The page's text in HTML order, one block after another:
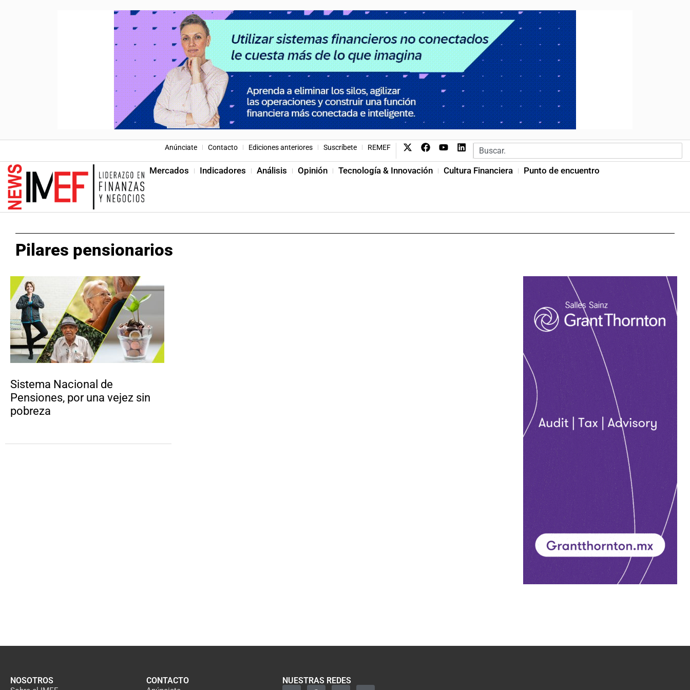
Anúnciate Contacto Ediciones anteriores Suscríbete REMEF
Mercados Indicadores Análisis Opinión Tecnología & Innovación Cultura Financiera Punto de encuentro
Pilares pensionarios
Sistema Nacional de
Pensiones, por una vejez sin
pobreza
NOSOTROS CONTACTO NUESTRAS REDES